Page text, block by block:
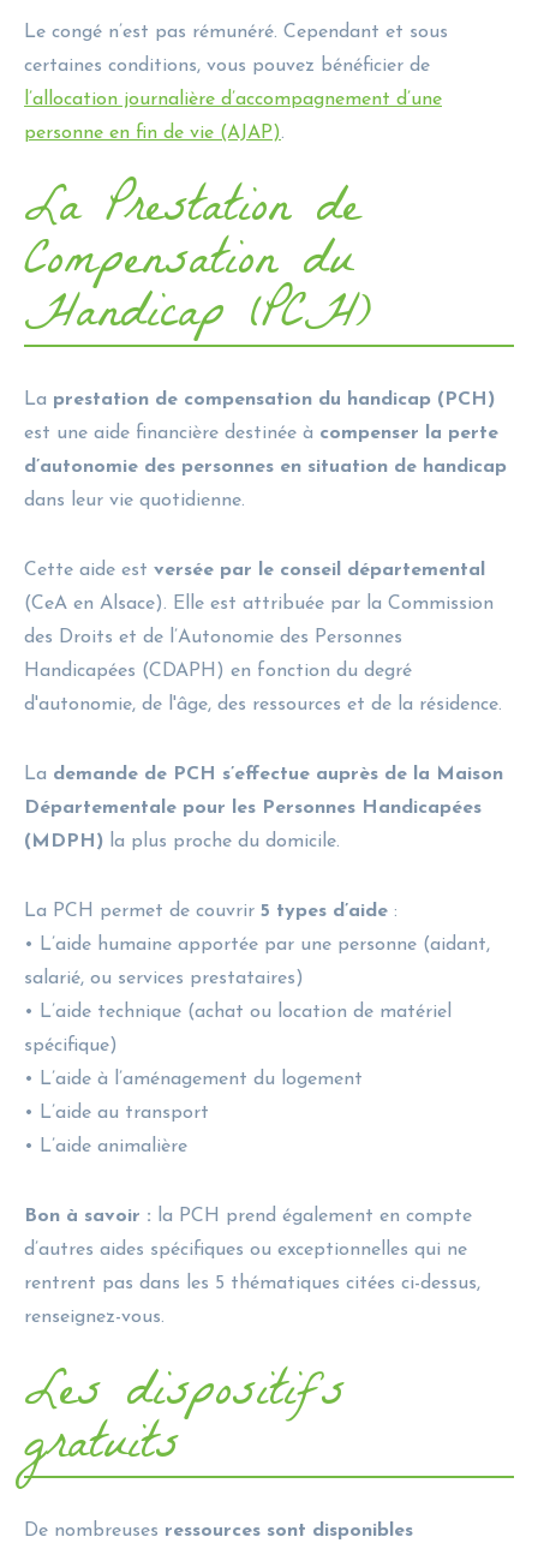
Le congé n’est pas rémunéré. Cependant et sous
certaines conditions, vous pouvez bénéficier de
l’allocation journalière d’accompagnement d’une
personne en fin de vie (AJAP).
La Prestation de
Compensation du
Handicap (PCH)
La prestation de compensation du handicap (PCH)
est une aide financière destinée à compenser la perte
d’autonomie des personnes en situation de handicap
dans leur vie quotidienne.
Cette aide est versée par le conseil départemental
(CeA en Alsace). Elle est attribuée par la Commission
des Droits et de l’Autonomie des Personnes
Handicapées (CDAPH) en fonction du degré
d'autonomie, de l'âge, des ressources et de la résidence.
La demande de PCH s’effectue auprès de la Maison
Départementale pour les Personnes Handicapées
(MDPH) la plus proche du domicile.
La PCH permet de couvrir 5 types d’aide :
• L’aide humaine apportée par une personne (aidant,
salarié, ou services prestataires)
• L’aide technique (achat ou location de matériel
spécifique)
• L’aide à l’aménagement du logement
• L’aide au transport
• L’aide animalière
Bon à savoir : la PCH prend également en compte
d’autres aides spécifiques ou exceptionnelles qui ne
rentrent pas dans les 5 thématiques citées ci-dessus,
renseignez-vous.
Les dispositifs
gratuits
De nombreuses ressources sont disponibles